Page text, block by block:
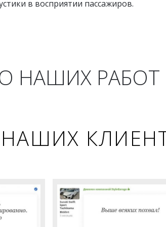
в восприятии пассажиров.
НАШИХ РАБОТ